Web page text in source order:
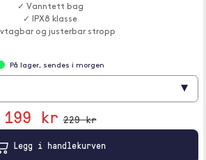
✓ Vanntett bag
✓ IPX8 klasse
og justerbar stropp
På lager, sendes i morgen
▾
199 kr 229 kr
Legg i handlekurven